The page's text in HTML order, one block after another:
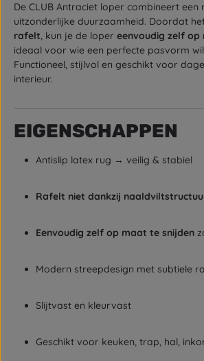
De CLUB Antraciet loper combineert
uitzonderlijke duurzaamheid. Doordat
rafelt, kun je de loper eenvoudig zelf op
ideaal voor wie een perfecte pasvorm
Functioneel, stijlvol en geschikt voor
interieur.
EIGENSCHAPPEN
Antislip latex rug → veilig & stabiel
Rafelt niet dankzij
Eenvoudig zelf op maat te snijden
Modern streepdesign met subtiele
Slijtvast en kleurvast
Geschikt voor keuken, trap, hal,